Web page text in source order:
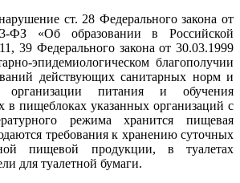
ст. 28 Федерального закона от
«Об образовании в Российской
39 Федерального закона от 30.03.1999
эпидемиологическом благополучии
действующих санитарных норм и
питания и обучения
в пищеблоках указанных организаций с
режима хранится пищевая
требования к хранению суточных
пищевой продукции, в туалетах
для туалетной бумаги.